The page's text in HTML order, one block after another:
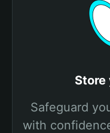
Store
Safeguard
with